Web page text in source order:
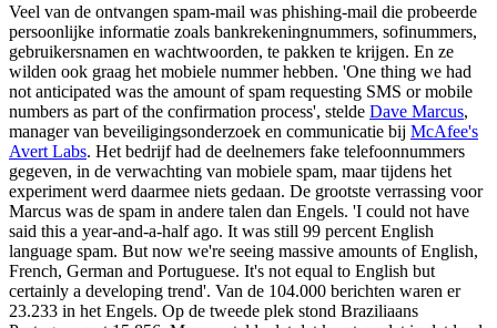
Veel van de ontvangen spam-mail was phishing-mail die probeerde
persoonlijke informatie zoals bankrekeningnummers, sofinummers,
gebruikersnamen en wachtwoorden, te pakken te krijgen. En ze
wilden ook graag het mobiele nummer hebben. 'One thing we had
not anticipated was the amount of spam requesting SMS or mobile
numbers as part of the confirmation process', stelde Dave Marcus,
manager van beveiligingsonderzoek en communicatie bij McAfee's
Avert Labs. Het bedrijf had de deelnemers fake telefoonnummers
gegeven, in de verwachting van mobiele spam, maar tijdens het
experiment werd daarmee niets gedaan. De grootste verrassing voor
Marcus was de spam in andere talen dan Engels. 'I could not have
said this a year-and-a-half ago. It was still 99 percent English
language spam. But now we're seeing massive amounts of English,
French, German and Portuguese. It's not equal to English but
certainly a developing trend'. Van de 104.000 berichten waren er
23.233 in het Engels. Op de tweede plek stond Braziliaans